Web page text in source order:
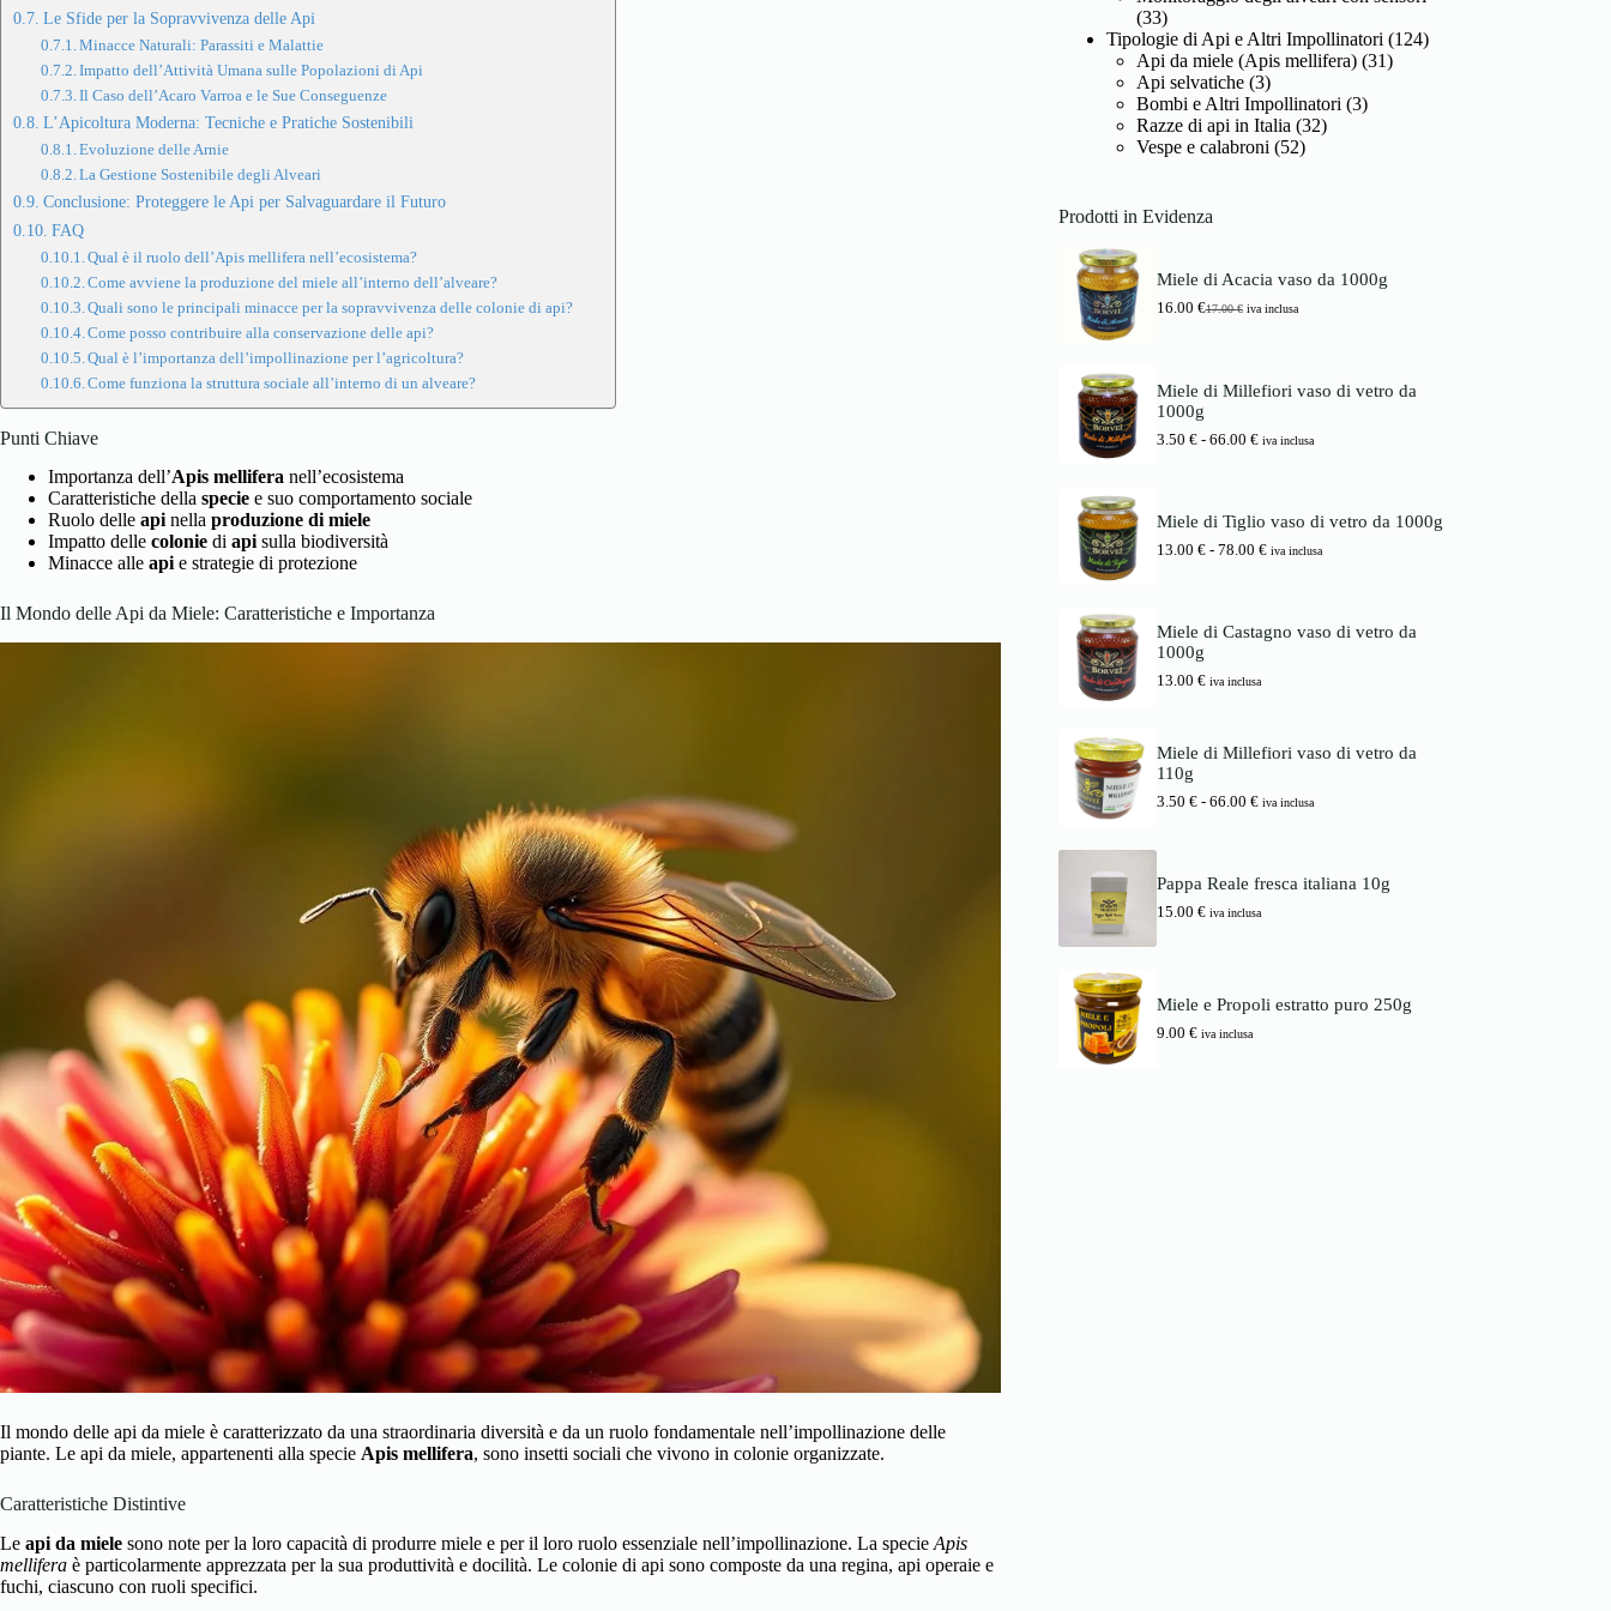
Le Sfide per la Sopravvivenza delle Api
Minacce Naturali: Parassiti e Malattie
Impatto dell’Attività Umana sulle Popolazioni di Api
Il Caso dell’Acaro Varroa e le Sue Conseguenze
L’Apicoltura Moderna: Tecniche e Pratiche Sostenibili
Evoluzione delle Arnie
La Gestione Sostenibile degli Alveari
Conclusione: Proteggere le Api per Salvaguardare il Futuro
FAQ
Qual è il ruolo dell’Apis mellifera nell’ecosistema?
Come avviene la produzione del miele all’interno dell’alveare?
Quali sono le principali minacce per la sopravvivenza delle colonie di api?
Come posso contribuire alla conservazione delle api?
Qual è l’importanza dell’impollinazione per l’agricoltura?
Come funziona la struttura sociale all’interno di un alveare?
Punti Chiave
Importanza dell’Apis mellifera nell’ecosistema
Caratteristiche della specie e suo comportamento sociale
Ruolo delle apinella produzione di miele
Impatto delle colonie di apisulla biodiversità
Minacce alle apie strategie di protezione
Il Mondo delle Api da Miele: Caratteristiche e Importanza
Il mondo delle api da miele è caratterizzato da una straordinaria diversità e da un ruolo fondamentale nell’impollinazione delle
piante. Le api da miele, appartenenti alla specie Apis mellifera, sono insetti sociali che vivono in colonie organizzate.
Caratteristiche Distintive
Le api da miele sono note per la loro capacità di produrre miele e per il loro ruolo essenziale nell’impollinazione. La specie Apis
mellifera è particolarmente apprezzata per la sua produttività e docilità. Le colonie di api sono composte da una regina, api operaie e
fuchi, ciascuno con ruoli specifici.
(33)
Tipologie di Api e Altri Impollinatori (124)
Api da miele (Apis mellifera) (31)
Api selvatiche (3)
Bombi e Altri Impollinatori (3)
Razze di api in Italia (32)
Vespe e calabroni (52)
Prodotti in Evidenza
Miele di Acacia vaso da 1000g
17.00€
I
e
z
g
i
e
r
a
16.00 €
I
e
z
u
a
1
6
.
€
iva inclusa
Miele di Millefiori vaso di vetro da
1000g
3.50 € - 66.00 €F
a
d
e
o
a
3
5
a
6
€
iva inclusa
Miele di Tiglio vaso di vetro da 1000g
13.00 € - 78.00 €F
i
a
z
o
3
a
iva inclusa
Miele di Castagno vaso di vetro da
1000g
13.00 € iva inclusa
Miele di Millefiori vaso di vetro da
110g
3.50 € - 66.00 €F
i
d
z
iva inclusa
Pappa Reale fresca italiana 10g
15.00 € iva inclusa
Miele e Propoli estratto puro 250g
9.00 € iva inclusa